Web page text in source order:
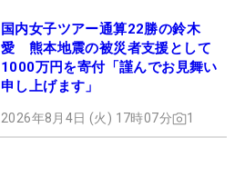
国内女子ツアー通算22勝の鈴木
愛 熊本地震の被災者支援として
1000万円を寄付「謹んでお見舞い
申し上げます」
2026年8月4日 (火) 17時07分 1